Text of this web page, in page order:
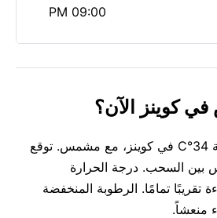
09:00 PM
كوينز الآن؟
حالياً درجة حرارة حارقة 34°C في كوينز، مع مشمس. توقع
السحب. درجة الحرارة
تقريبًا تمامًا. الرطوبة المنخفضة